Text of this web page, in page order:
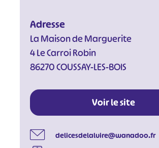
Adresse
La Maison de Marguerite
4 Le Carroi Robin
86270 COUSSAY-LES-BOIS
Voir le site
delicesdelaluire@wanadoo.fr